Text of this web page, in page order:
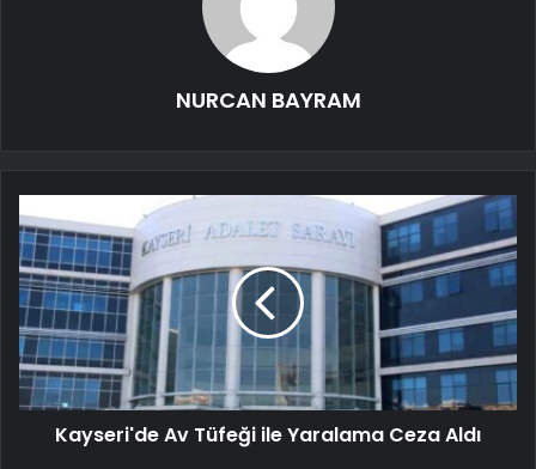
NURCAN BAYRAM
Kayseri'de Av Tüfeği ile Yaralama Ceza Aldı